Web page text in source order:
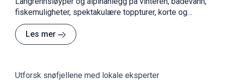
fiskemuligheter, spektakulære toppturer, korte og
lengre fjellturer til turisthytter om sommeren.
Les mer
Utforsk snøfjellene med lokale eksperter